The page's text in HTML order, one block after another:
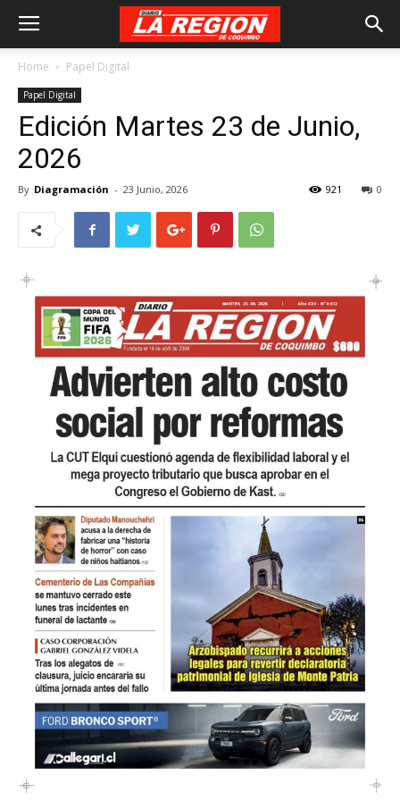
Home Papel Digital
Papel Digital
Edición Martes 23 de Junio,
2026
By Diagramación - 23 Junio, 2026 0
921